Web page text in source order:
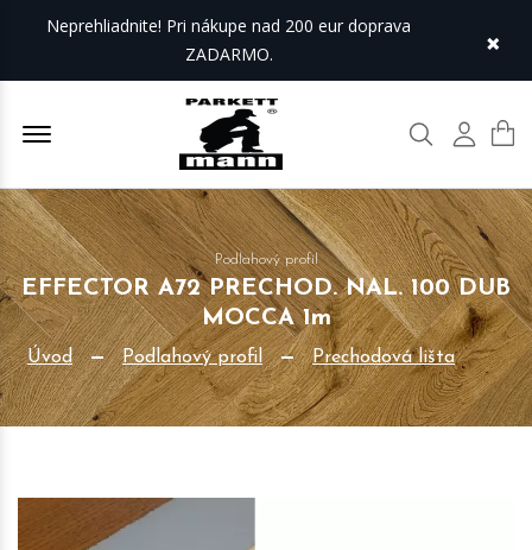
Neprehliadnite! Pri nákupe nad 200 eur doprava
ZADARMO.
×
Offcanvas Menu Open Hľadať Môj
Podlahový profil
EFFECTOR A72 PRECHOD. NAL. 100 DUB
MOCCA 1m
Úvod Podlahový profil Prechodová lišta